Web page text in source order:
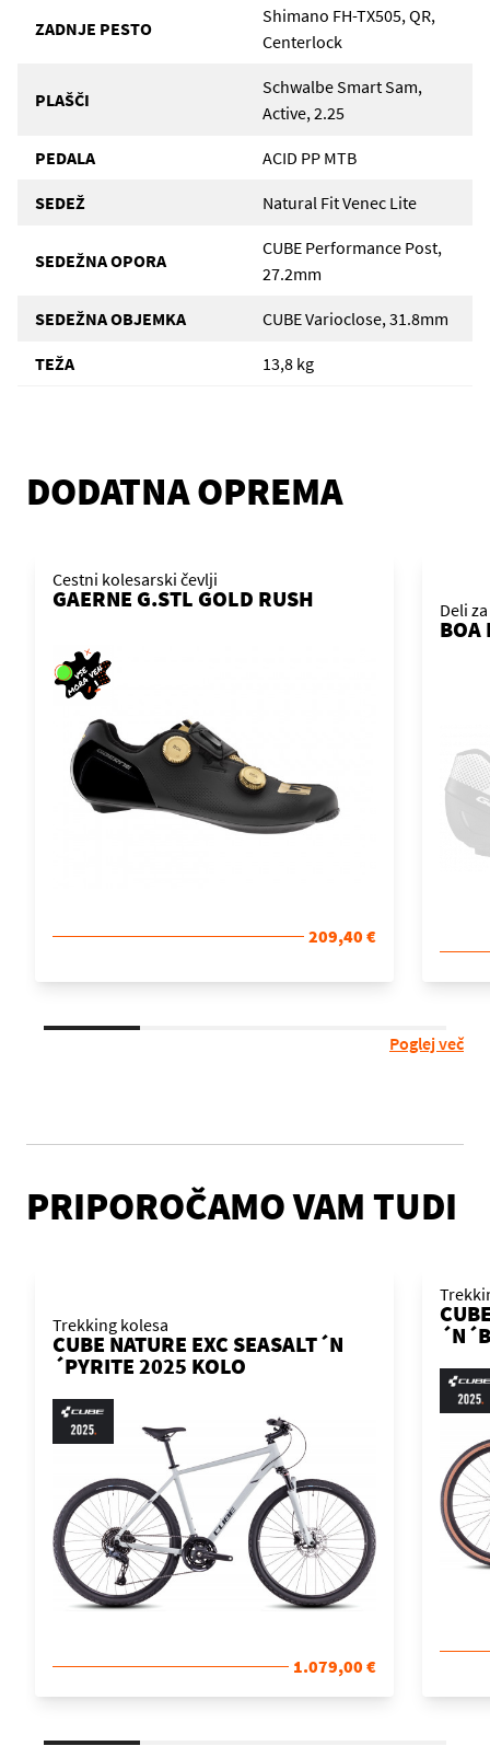
ZADNJE PESTO
Shimano FH-TX505, QR,
Centerlock
PLAŠČI
Schwalbe Smart Sam,
Active, 2.25
PEDALA ACID PP MTB
SEDEŽ Natural Fit Venec Lite
SEDEŽNA OPORA
CUBE Performance Post,
27.2mm
SEDEŽNA OBJEMKA CUBE Varioclose, 31.8mm
TEŽA 13,8 kg
DODATNA OPREMA
Cestni kolesarski čevlji
GAERNE G.STL GOLD RUSH
209,40 €
Deli
BOA
Poglej več
PRIPOROČAMO VAM TUDI
Trekking kolesa
CUBE NATURE EXC SEASALT´N
´PYRITE 2025 KOLO
1.079,00 €